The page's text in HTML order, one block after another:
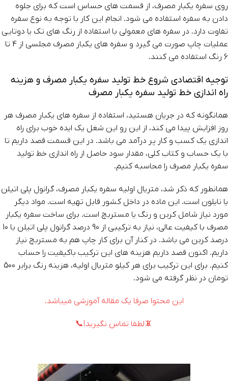
روی سفره یکبار مصرف، از قسمت های حساس است که برای جلوه
دادن به سفره استفاده می شود. انجام این کار با توجه به نوع سفره
تفاوت دارد. در سفره های معمولی با استفاده از رنگ های تک یا دوتایی
عملیات چاپ صورت می گیرد و سفره های یکبار مصرف مجلسی از 4 تا
6 رنگ استفاده می کنند.
توجیه اقتصادی شروع خط تولید سفره یکبار مصرف و هزینه
راه اندازی خط تولید سفره یکبار مصرف
همانگونه که در جریان هستید، استفاده از سفره های یکبار مصرف هر
روز افزایش پیدا می کند، از این رو این شغل یک ایده خوب برای راه
اندازی یک کسب و کار پر درآمد می باشد. در این قسمت قصد داریم تا
با یک حساب و کتاب کلی، مقدار سود حاصل از راه اندازی خط تولید
سفره یکبار مصرف را محاسبه کنیم.
همانطور که ذکر شد، متریال اولیه سفره یکبار مصرف، گرانول پلی اتیلن
یا نایلون است. این ماده در داخل کشور قابل تهیه است. مواد دیگر
مورد نیاز شامل کربن و رنگ یا مستربچ است. برای ساخت سفره یکبار
مصرف با کیفیت عالی، نیاز به ترکیبی از 90 درصد گرانول پلی اتیلن با 10
درصد کربن می باشد. در کنار آن برای کار چاپ هم به مستربچ نیاز
داریم. اکنون قصد داریم هزینه های این ترکیب باکیفیت را حساب
کنیم. برای این ترکیب برای هر کیلو متریال اولیه، هزینه رنگ برابر 500
تومان در نظر گرفته می شود.
این محتوا صرفا یک مقاله آموزشی میباشد.
📵لطفا تماس نگیرید!📞